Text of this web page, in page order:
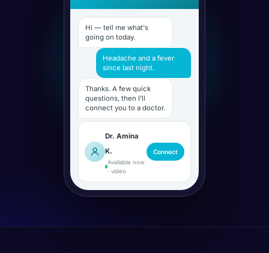
Hi — tell me what's
going on today.
Headache and a fever
since last night.
Thanks. A few quick
questions, then I'll
connect you to a doctor.
Dr. Amina
K.
Available now
· video
Connect